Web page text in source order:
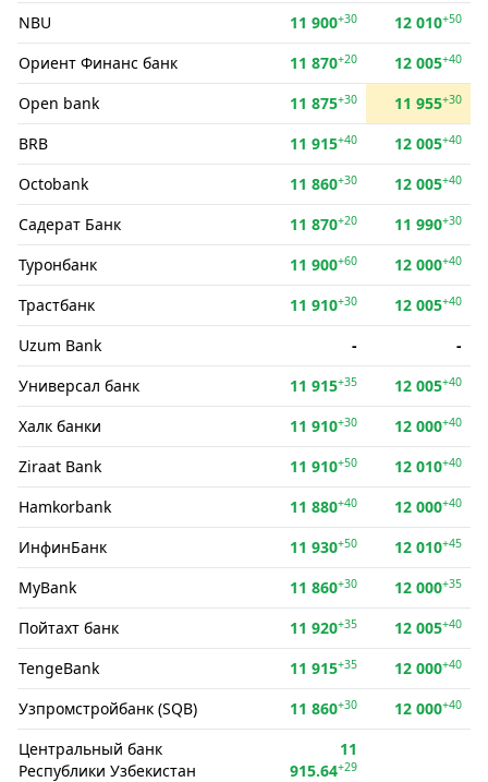
NBU
11 900+30 12 010+50
Ориент Финанс банк 11 870+20 12 005+40
Open bank 11 875+30 11 955+30
BRB 11 915+40 12 005+40
Octobank 11 860+30 12 005+40
Садерат Банк 11 870+20 11 990+30
Туронбанк 11 900+60 12 000+40
Трастбанк 11 910+30 12 005+40
Uzum Bank -
-
Универсал банк
11 915+35 12 005+40
Халк банки 11 910+30 12 000+40
Ziraat Bank 11 910+50 12 010+40
Hamkorbank 11 880+40 12 000+40
ИнфинБанк 11 930+50 12 010+45
MyBank 11 860+30 12 000+35
Пойтахт банк 11 920+35 12 005+40
TengeBank 11 915+35 12 000+40
Узпромстройбанк (SQB) 11 860+30 12 000+40
Центральный банк
Республики Узбекистан
11
915.64+29